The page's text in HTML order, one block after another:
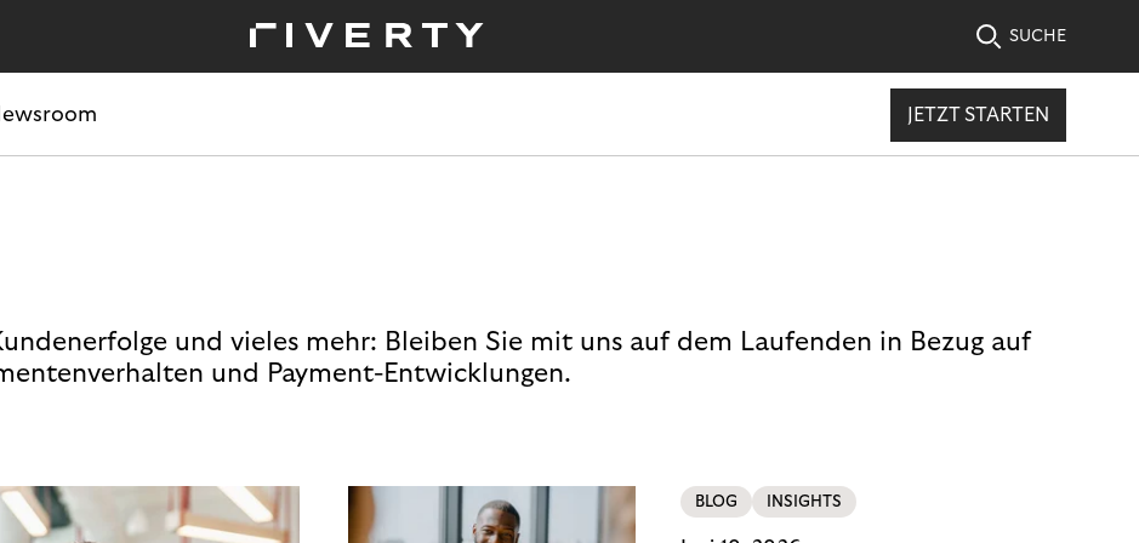
SUCHE
JETZT STARTEN
und vieles mehr: Bleiben Sie mit uns auf dem Laufenden in Bezug auf
und Payment-Entwicklungen.
BLOG INSIGHTS